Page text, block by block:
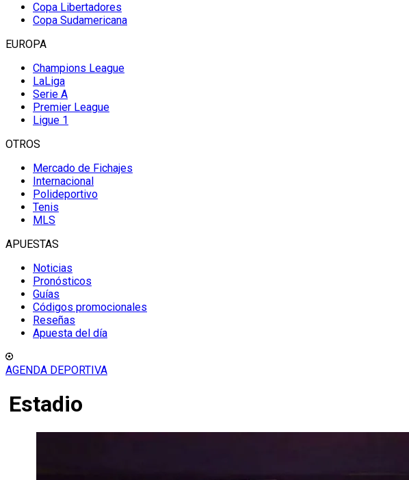
Copa Libertadores
Copa Sudamericana
EUROPA
Champions League
LaLiga
Serie A
Premier League
Ligue 1
OTROS
Mercado de Fichajes
Internacional
Polideportivo
Tenis
MLS
APUESTAS
Noticias
Pronósticos
Guías
Códigos promocionales
Reseñas
Apuesta del día
AGENDA DEPORTIVA
Estadio